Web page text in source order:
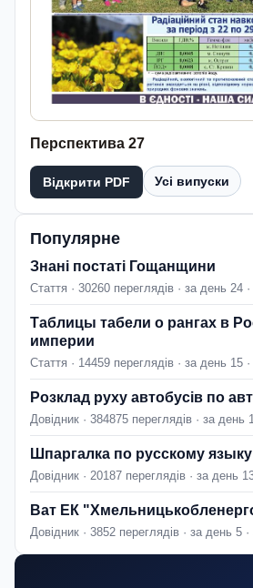
Перспектива 27
Відкрити PDF Усі випуски
Популярне
Знані постаті Гощанщини
Стаття · 30260 переглядів · за день 24
Таблицы табели о рангах в
империи
Стаття · 14459 переглядів · за день 15
Розклад руху автобусів по
Довідник · 384875 переглядів · за день
Шпаргалка по русскому языку
Довідник · 20187 переглядів · за день
Ват ЕК
Довідник · 3852 переглядів · за день 5